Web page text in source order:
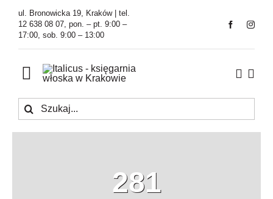
Przejdź
zawartości
ul. Bronowicka 19, Kraków | tel.
12 638 08 07, pon. – pt. 9:00 –
17:00, sob. 9:00 – 13:00
Toggle
Navigation
Księgarnia
Szukaj
281